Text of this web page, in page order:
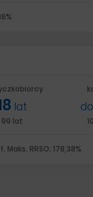
lat
99 lat
do
Maks. RRSO: 178,38%